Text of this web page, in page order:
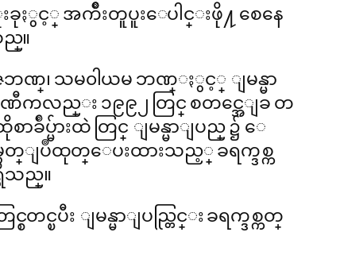
ခုႏွင့္ အက်ိဳးတူပူးေပါင္းဖို႔ စေနေ
။
ဏ္၊ သမ၀ါယမ ဘဏ္ႏွင့္ ျမန္မာ
ကလည္း ၁၉၉၂ တြင္ စတင္အေျခ တ
ပ္မ်ားထဲ တြင္ ျမန္မာျပည္ ၌ ေ
မွတ္ျပဳထုတ္ေပးထားသည့္ ခရက္ဒစ္က
သည္။
ၿပီး ျမန္မာျပည္တြင္း ခရက္ဒစ္ကတ္